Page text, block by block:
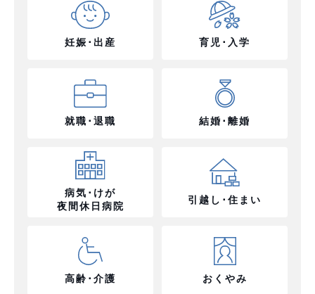
妊娠･出産 育児･入学
就職･退職 結婚･離婚
病気･けが
夜間休日病院
引越し･住まい
高齢･介護 おくやみ